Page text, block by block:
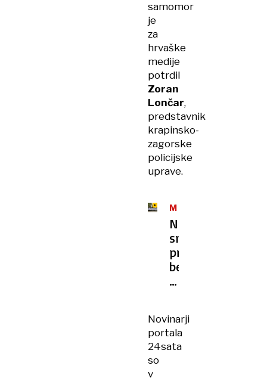
samomor
je
za
hrvaške
medije
potrdil
Zoran
Lončar,
predstavnik
krapinsko-
zagorske
policijske
uprave.
MOSTAR
Na
smrt
prestrašena
bežala
pred
mimoidoče
prosila
za
Novinarji
portala
24sata
so
v